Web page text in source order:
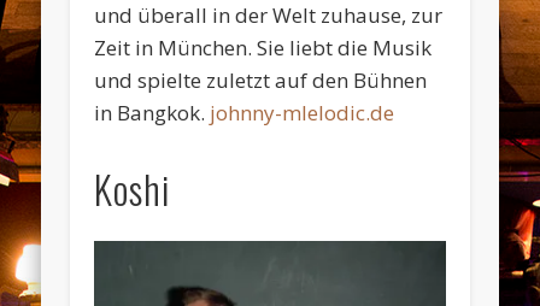
und überall in der Welt zuhause, zur
Zeit in München. Sie liebt die Musik
und spielte zuletzt auf den Bühnen
in Bangkok. johnny-mlelodic.de
Koshi